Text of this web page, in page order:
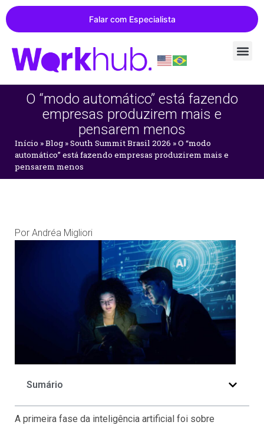
Falar com Especialista
O “modo automático” está fazendo
empresas produzirem mais e
pensarem menos
Início »Blog »South Summit Brasil 2026 »O “modo
automático” está fazendo empresas produzirem mais e
pensarem menos
Por Andréa Migliori
Sumário
A primeira fase da inteligência artificial foi sobre